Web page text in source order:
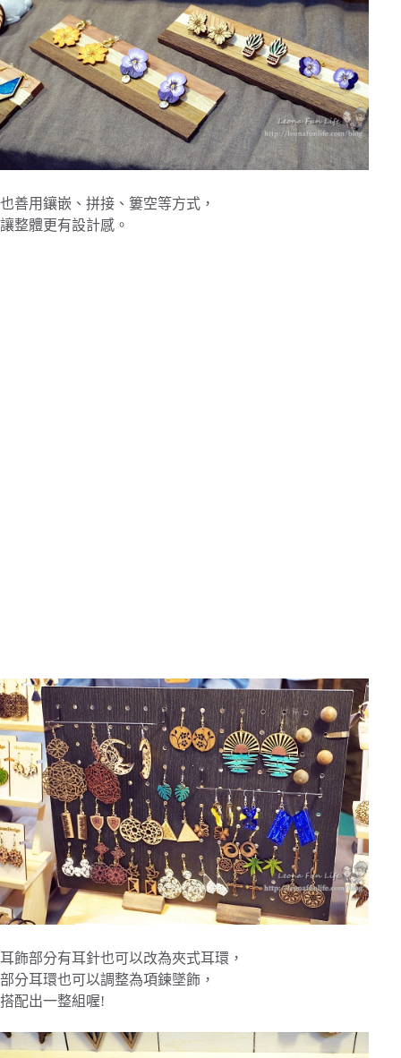
也善用鑲嵌、拼接、簍空等方式，
讓整體更有設計感。
耳飾部分有耳針也可以改為夾式耳環，
部分耳環也可以調整為項鍊墜飾，
搭配出一整組喔!